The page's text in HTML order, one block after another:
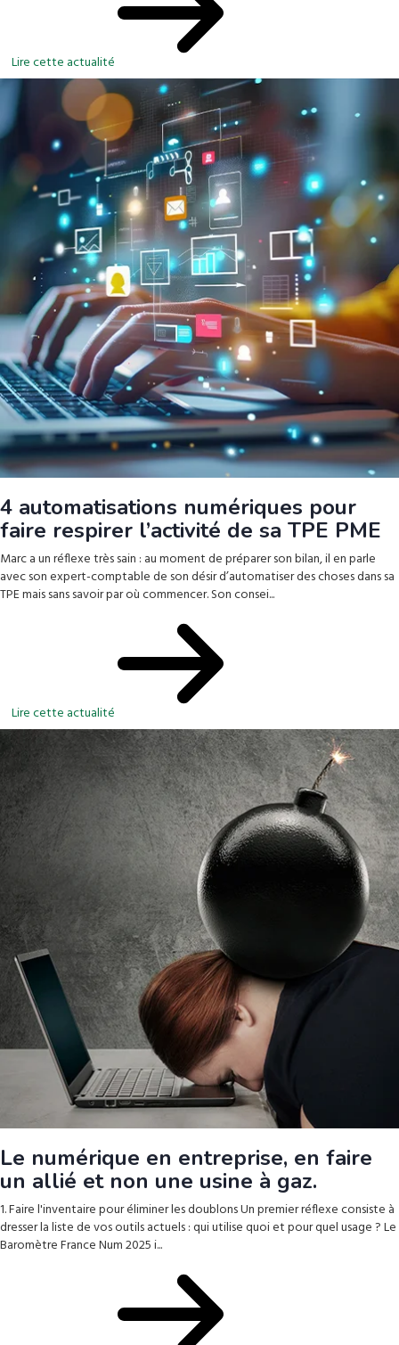
Lire cette actualité
4 automatisations numériques pour
faire respirer l’activité de sa TPE PME
Marc a un réflexe très sain : au moment de préparer son bilan, il en parle
avec son expert-comptable de son désir d’automatiser des choses dans sa
TPE mais sans savoir par où commencer. Son consei...
Lire cette actualité
Le numérique en entreprise, en faire
un allié et non une usine à gaz.
1. Faire l'inventaire pour éliminer les doublons Un premier réflexe consiste à
dresser la liste de vos outils actuels : qui utilise quoi et pour quel usage ? Le
Baromètre France Num 2025 i...